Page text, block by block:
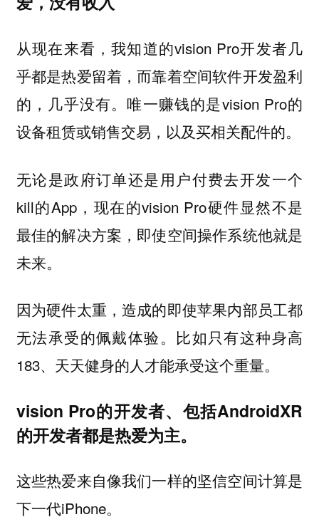
从现在来看，我知道的vision Pro开发者几
乎都是热爱留着，而靠着空间软件开发盈利
的，几乎没有。唯一赚钱的是vision Pro的
设备租赁或销售交易，以及买相关配件的。
无论是政府订单还是用户付费去开发一个
kill的App，现在的vision Pro硬件显然不是
最佳的解决方案，即使空间操作系统他就是
未来。
因为硬件太重，造成的即使苹果内部员工都
无法承受的佩戴体验。比如只有这种身高
183、天天健身的人才能承受这个重量。
vision Pro的开发者、包括AndroidXR
的开发者都是热爱为主。
这些热爱来自像我们一样的坚信空间计算是
下一代iPhone。